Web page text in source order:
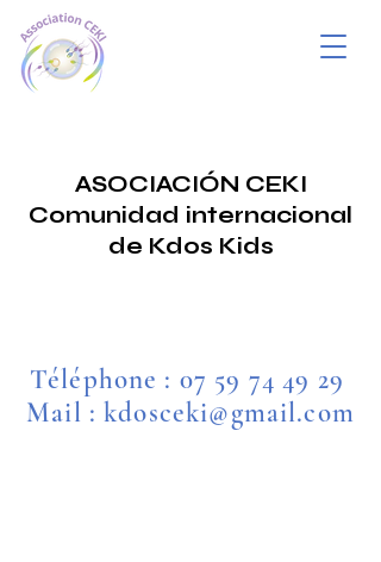
ASOCIACIÓN CEKI
Comunidad internacional
de Kdos Kids
Téléphone : 07 59 74 49 29
Mail : kdosceki@gmail.com